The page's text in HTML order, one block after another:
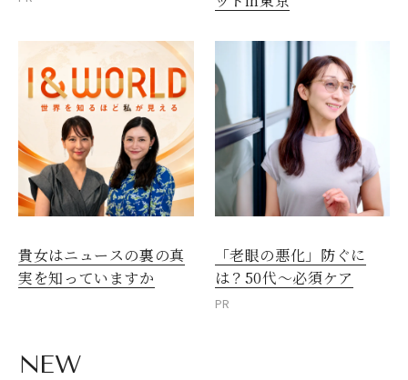
貴女はニュースの裏の真
実を知っていますか
「老眼の悪化」防ぐに
は？50代～必須ケア
PR
NEW